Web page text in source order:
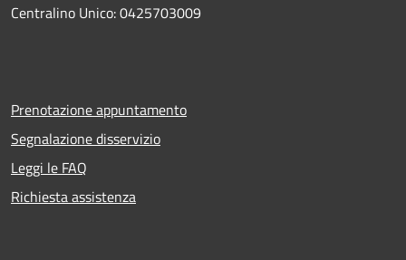
Centralino Unico: 0425703009
Prenotazione appuntamento
Segnalazione disservizio
Leggi le FAQ
Richiesta assistenza